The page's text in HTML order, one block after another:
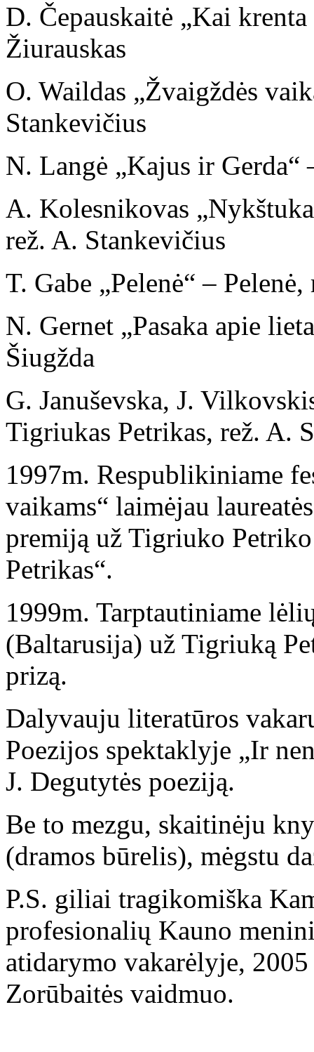
D. Čepauskaitė „Kai
Žiurauskas
O. Waildas „Žvaigždės
Stankevičius
N. Langė „Kajus ir Gerda“
A. Kolesnikovas
rež. A. Stankevičius
T. Gabe „Pelenė“ –
N. Gernet „Pasaka apie
Šiugžda
G. Januševska, J.
Tigriukas Petrikas, rež. A.
1997m. Respublikiniame
vaikams“ laimėjau
premiją už Tigriuko
Petrikas“.
1999m. Tarptautiniame
(Baltarusija) už Tigriuką
prizą.
Dalyvauju literatūros
Poezijos spektaklyje „Ir
J. Degutytės poeziją.
Be to mezgu, skaitinėju
(dramos būrelis), mėgstu
P.S. giliai tragikomiška
profesionalių Kauno
atidarymo vakarėlyje,
Zorūbaitės vaidmuo.